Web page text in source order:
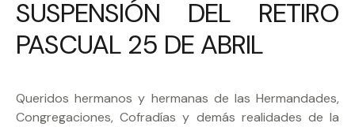
SUSPENSIÓN DEL RETIRO
PASCUAL 25 DE ABRIL
Queridos hermanos y hermanas de las Hermandades,
Congregaciones, Cofradías y demás realidades de la